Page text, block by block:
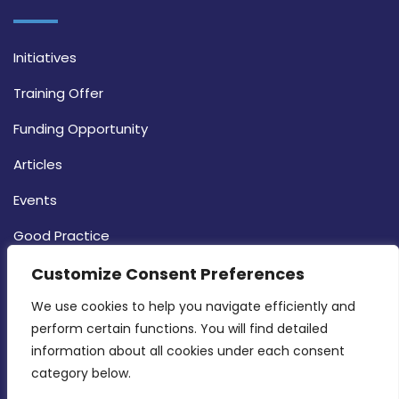
Customize Consent Preferences
We use cookies to help you navigate efficiently and
perform certain functions. You will find detailed
information about all cookies under each consent
category below.
Initiatives
Training Offer
Funding Opportunity
Articles
Events
Good Practice
Strategy
CONTACT INFO
MDIA, Twenty20 Business Centre, Triq l-